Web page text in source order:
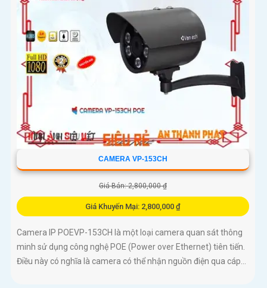
CAMERA VP-153CH
Giá Bán: 2,800,000 ₫
Giá Khuyến Mại: 2,800,000 ₫
Camera IP POEVP-153CH là một loại camera quan sát thông
minh sử dụng công nghệ POE (Power over Ethernet) tiên tiến.
Điều này có nghĩa là camera có thể nhận nguồn điện qua cáp...